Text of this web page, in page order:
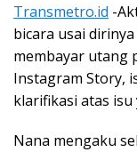
Transmetro.id -
bicara usai
membayar utang
Instagram Story,
klarifikasi atas
Nana mengaku